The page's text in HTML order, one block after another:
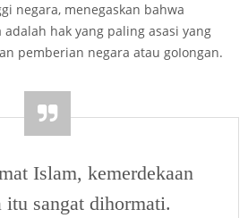
negara, menegaskan bahwa
hak yang paling asasi yang
pemberian negara atau goIongan.
Islam, kemerdekaan
itu sangat dihormati.